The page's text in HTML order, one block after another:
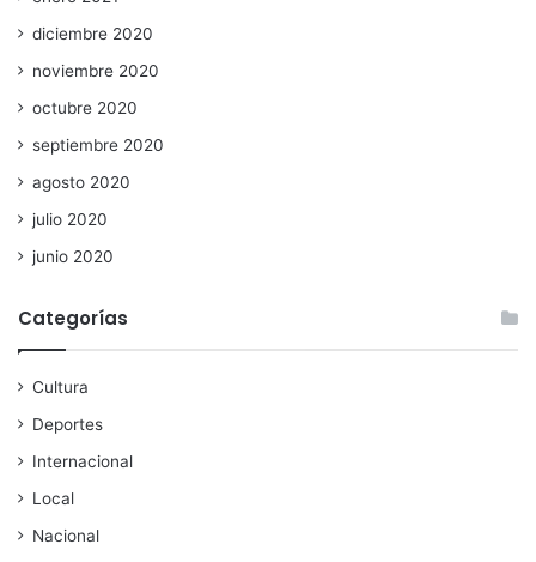
diciembre 2020
noviembre 2020
octubre 2020
septiembre 2020
agosto 2020
julio 2020
junio 2020
Categorías
Cultura
Deportes
Internacional
Local
Nacional